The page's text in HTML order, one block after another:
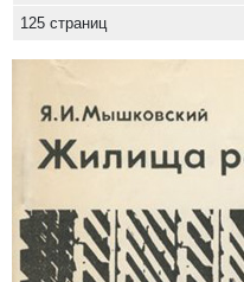
125 страниц